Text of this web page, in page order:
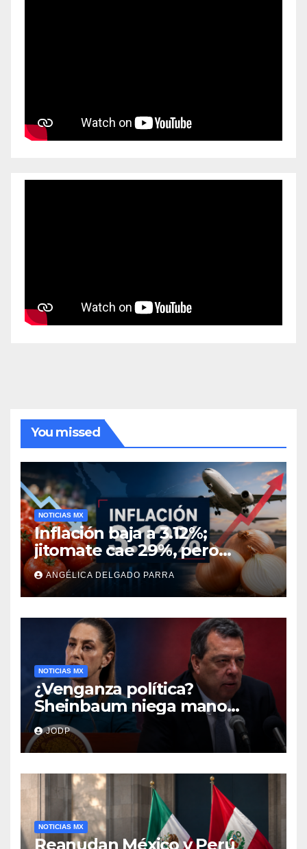
You missed
NOTICIAS MX
Inflación baja a 3.12%;
jitomate cae 29%, pero
cebolla y vuelos se
encarecen
ANGÉLICA DELGADO PARRA
NOTICIAS MX
¿Venganza política?
Sheinbaum niega mano
negra en captura de Ángel
Aguirre
JODP
NOTICIAS MX
Reanudan México y Perú